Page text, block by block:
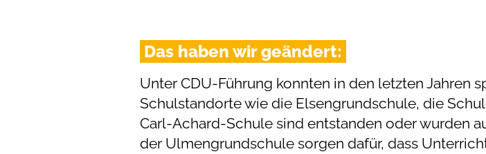
Das haben wir geändert:
Unter CDU-Führung konnten in den letzten Jahren
Schulstandorte wie die Elsengrundschule, die
Carl-Achard-Schule sind entstanden oder wurden
der Ulmengrundschule sorgen dafür, dass